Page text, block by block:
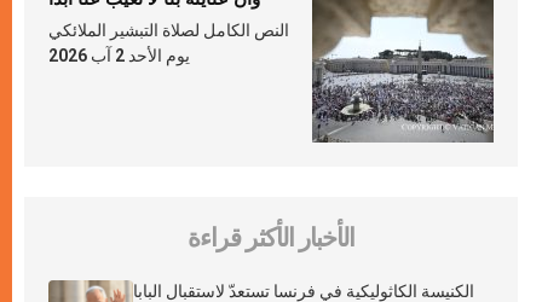
النص الكامل لصلاة التبشير الملائكي
يوم الأحد 2 آب 2026
الأخبار الأكثر قراءة
الكنيسة الكاثوليكية في فرنسا تستعدّ لاستقبال البابا